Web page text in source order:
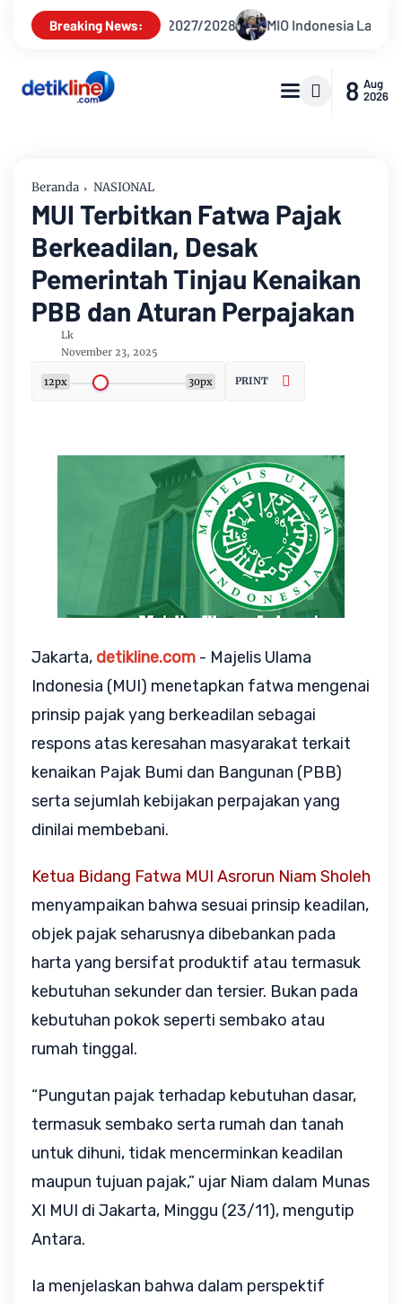
Breaking News:
MIO Indonesia Laporkan Hotman Paris ke Polda Metro
8 Aug
2026
Beranda NASIONAL
MUI Terbitkan Fatwa Pajak
Berkeadilan, Desak
Pemerintah Tinjau Kenaikan
PBB dan Aturan Perpajakan
Lk
November 23, 2025
12px 30px PRINT
Jakarta, detikline.com - Majelis Ulama
Indonesia (MUI) menetapkan fatwa mengenai
prinsip pajak yang berkeadilan sebagai
respons atas keresahan masyarakat terkait
kenaikan Pajak Bumi dan Bangunan (PBB)
serta sejumlah kebijakan perpajakan yang
dinilai membebani.
Ketua Bidang Fatwa MUI Asrorun Niam Sholeh
menyampaikan bahwa sesuai prinsip keadilan,
objek pajak seharusnya dibebankan pada
harta yang bersifat produktif atau termasuk
kebutuhan sekunder dan tersier. Bukan pada
kebutuhan pokok seperti sembako atau
rumah tinggal.
“Pungutan pajak terhadap kebutuhan dasar,
termasuk sembako serta rumah dan tanah
untuk dihuni, tidak mencerminkan keadilan
maupun tujuan pajak,” ujar Niam dalam Munas
XI MUI di Jakarta, Minggu (23/11), mengutip
Antara.
Ia menjelaskan bahwa dalam perspektif